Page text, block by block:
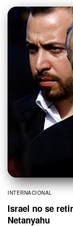
INTERNACIONAL
Israel no se
Netanyahu